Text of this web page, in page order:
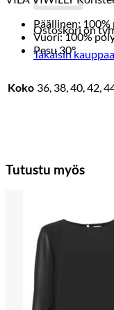
Ostoskori on
Takaisin
Päällinen:
Vuori: 100%
Pesu 30°
Koko 36, 38, 40, 42,
Tutustu myös